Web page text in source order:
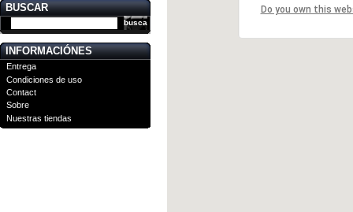
BUSCAR
INFORMACIÓNES
Entrega
Condiciones de uso
Contact
Sobre
Nuestras tiendas
Do you own this